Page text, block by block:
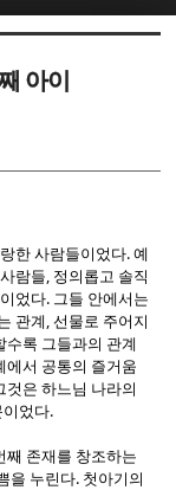
아이
한 사람들이었다.예
람들, 정의롭고 솔직
었다. 그들 안에서는
관계 ,선물로 주어지
수록 그들과의 관계
에서 공통의 즐거움
것은 하느님 나라의
이었다.
째 존재를 창조하는
을 누린다. 첫아기의
5
5
5
5